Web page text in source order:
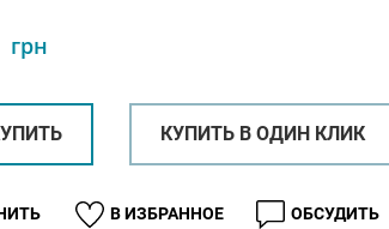
грн
КУПИТЬ В ОДИН КЛИК
В ИЗБРАННОЕ ОБСУДИТЬ